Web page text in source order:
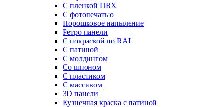
С пленкой ПВХ
С фотопечатью
Порошковое напыление
Ретро панели
С покраской по RAL
С патиной
С молдингом
Со шпоном
С пластиком
С массивом
3D панели
Кузнечная краска с патиной